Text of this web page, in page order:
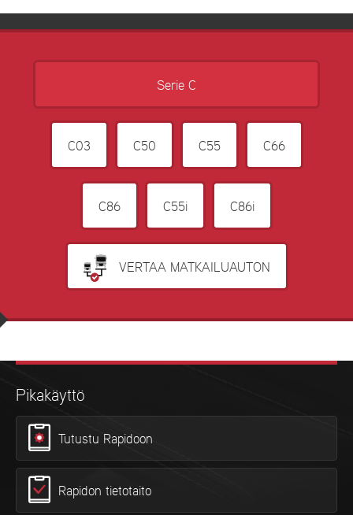
Serie C
C03 C50 C55 C66
C86 C55i C86i
VERTAA MATKAILUAUTON
Pikakäyttö
Tutustu Rapidoon
Rapidon tietotaito